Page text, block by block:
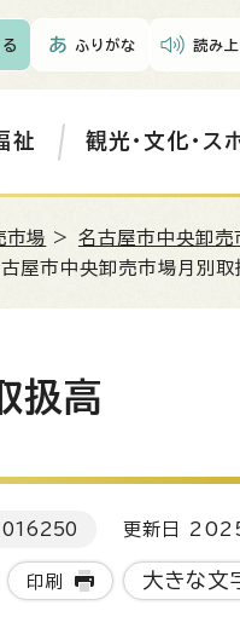
ふりがな 読み
祉 観光・文化・ス
市場 > 名古屋市中央卸売
市中央卸売市場月別取
扱高
更新日
印刷 大きな文